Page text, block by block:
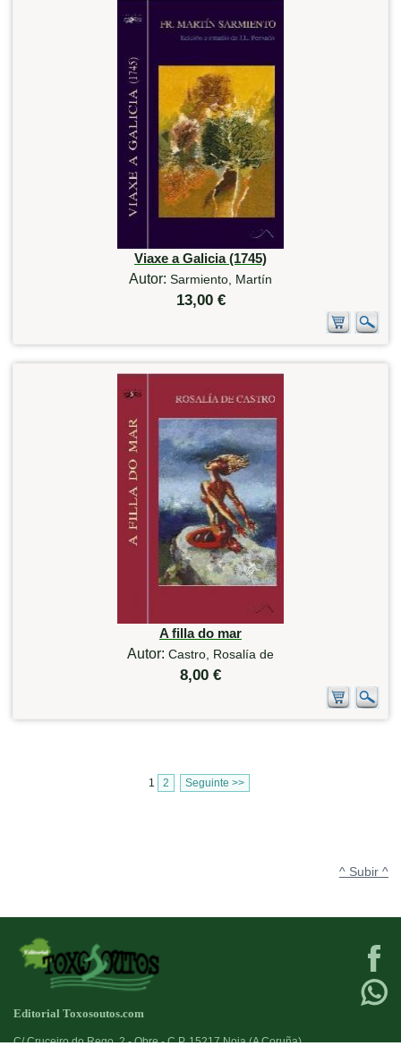
Viaxe a Galicia (1745)
Autor: Sarmiento, Martín
13,00 €
A filla do mar
Autor: Castro, Rosalía de
8,00 €
1 2 Seguinte >>
^ Subir ^
Editorial Toxosoutos.com
C/ Cruceiro do Rego, 2 - Obre - C.P. 15217 Noia (A Coruña)